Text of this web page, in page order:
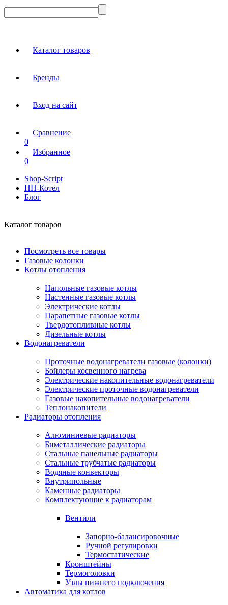
Каталог товаров
Бренды
Вход на сайт
Сравнение
0
Избранное
0
Shop-Script
НН-Котел
Блог
Каталог товаров
Посмотреть все товары
Газовые колонки
Котлы отопления
Напольные газовые котлы
Настенные газовые котлы
Электрические котлы
Парапетные газовые котлы
Твердотопливные котлы
Дизельные котлы
Водонагреватели
Проточные водонагреватели газовые (колонки)
Бойлеры косвенного нагрева
Электрические накопительные водонагреватели
Электрические проточные водонагреватели
Газовые накопительные водонагреватели
Теплонакопители
Радиаторы отопления
Алюминиевые радиаторы
Биметаллические радиаторы
Стальные панельные радиаторы
Стальные трубчатые радиаторы
Водяные конвекторы
Внутрипольные
Каменные радиаторы
Комплектующие к радиаторам
Вентили
Запорно-балансировочные
Ручной регулировки
Термостатические
Кронштейны
Термоголовки
Узлы нижнего подключения
Автоматика для котлов